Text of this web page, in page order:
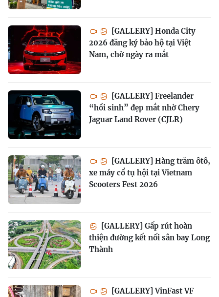
[GALLERY] Honda City
2026 đăng ký bảo hộ tại Việt
Nam, chờ ngày ra mắt
[GALLERY] Freelander
“hồi sinh” đẹp mắt nhờ Chery
Jaguar Land Rover (CJLR)
[GALLERY] Hàng trăm ôtô,
xe máy cổ tụ hội tại Vietnam
Scooters Fest 2026
[GALLERY] Gấp rút hoàn
thiện đường kết nối sân bay Long
Thành
[GALLERY] VinFast VF